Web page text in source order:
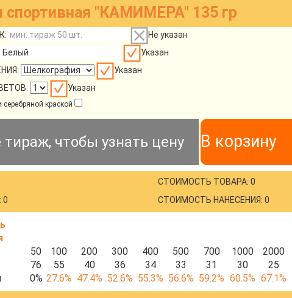
спортивная "КАМИМЕРА" 135 гр
Не указан
Указан
Указан
Указан
серебряной краской
тираж, чтобы узнать цену В корзину
0
СТОИМОСТЬ ТОВАРА: 0
СТОИМОСТЬ НАНЕСЕНИЯ: 0
50 100 200 300 400 500 700 1000 2000
76 55 40 36 34 33 31 30 25
0% 27.6% 47.4% 52.6% 55.3% 56.6% 59.2% 60.5% 67.1%